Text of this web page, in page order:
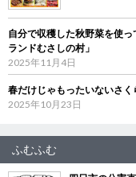
自分で収穫した秋野菜を使
ランドむさしの村」
2025年11月4日
春だけじゃもったいないさ
2025年10月23日
ふむふむ